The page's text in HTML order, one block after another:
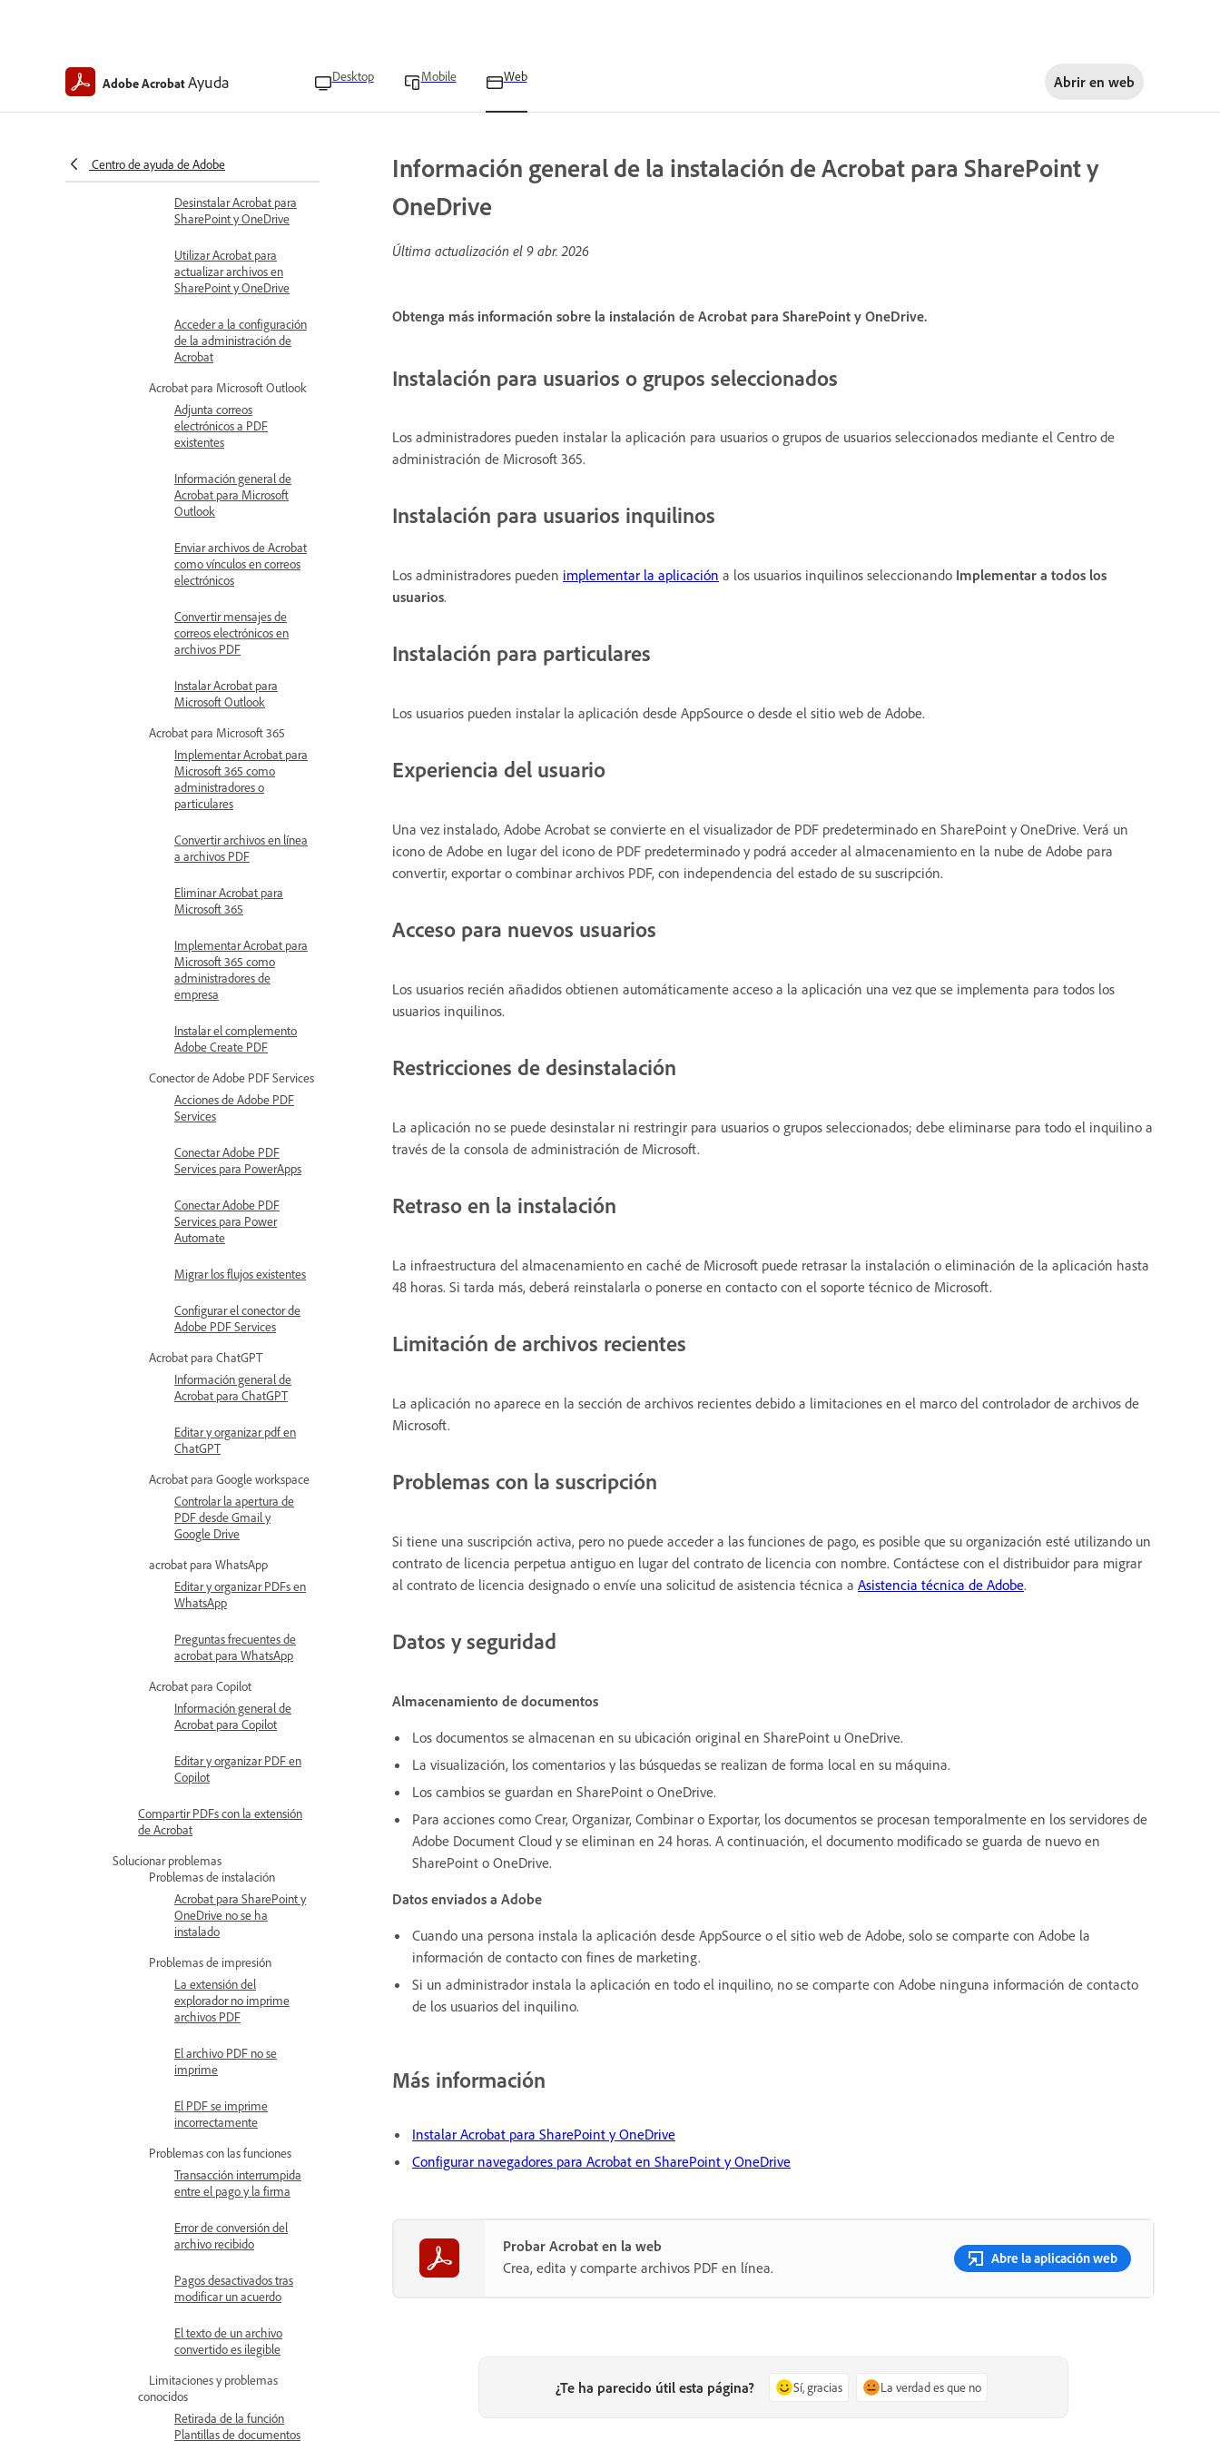
Adobe AcrobatAyuda Desktop Mobile Web Abrir en web
Centro de ayuda de Adobe
SharePoint y OneDrive
Información general
SharePoint y OneDrive
Desinstalar Acrobat para
SharePoint y OneDrive
Utilizar Acrobat para
actualizar archivos en
SharePoint y OneDrive
Acceder a la configuración
de la administración de
Acrobat
Acrobat para Microsoft Outlook
Adjunta correos
electrónicos a PDF
existentes
Información general de
Acrobat para Microsoft
Outlook
Enviar archivos de Acrobat
como vínculos en correos
electrónicos
Convertir mensajes de
correos electrónicos en
archivos PDF
Instalar Acrobat para
Microsoft Outlook
Acrobat para Microsoft 365
Implementar Acrobat para
Microsoft 365 como
administradores o
particulares
Convertir archivos en línea
a archivos PDF
Eliminar Acrobat para
Microsoft 365
Implementar Acrobat para
Microsoft 365 como
administradores de
empresa
Instalar el complemento
Adobe Create PDF
Conector de Adobe PDF Services
Acciones de Adobe PDF
Services
Conectar Adobe PDF
Services para PowerApps
Conectar Adobe PDF
Services para Power
Automate
Migrar los flujos existentes
Configurar el conector de
Adobe PDF Services
Acrobat para ChatGPT
Información general de
Acrobat para ChatGPT
Editar y organizar pdf en
ChatGPT
Acrobat para Google workspace
Controlar la apertura de
PDF desde Gmail y
Google Drive
acrobat para WhatsApp
Editar y organizar PDFs en
WhatsApp
Preguntas frecuentes de
acrobat para WhatsApp
Acrobat para Copilot
Información general de
Acrobat para Copilot
Editar y organizar PDF en
Copilot
Compartir PDFs con la extensión
de Acrobat
Solucionar problemas
Problemas de instalación
Acrobat para SharePoint y
OneDrive no se ha
instalado
Problemas de impresión
La extensión del
explorador no imprime
archivos PDF
El archivo PDF no se
imprime
El PDF se imprime
incorrectamente
Problemas con las funciones
Transacción interrumpida
entre el pago y la firma
Error de conversión del
archivo recibido
Pagos desactivados tras
modificar un acuerdo
El texto de un archivo
convertido es ilegible
Limitaciones y problemas
conocidos
Retirada de la función
Plantillas de documentos
Información general de la instalación de Acrobat para SharePoint y
OneDrive
Última actualización el 9 abr. 2026
Obtenga más información sobre la instalación de Acrobat para SharePoint y OneDrive.
Instalación para usuarios o grupos seleccionados
Los administradores pueden instalar la aplicación para usuarios o grupos de usuarios seleccionados mediante el Centro de
administración de Microsoft 365.
Instalación para usuarios inquilinos
Los administradores pueden implementar la aplicación a los usuarios inquilinos seleccionando Implementar a todos los
usuarios.
Instalación para particulares
Los usuarios pueden instalar la aplicación desde AppSource o desde el sitio web de Adobe.
Experiencia del usuario
Una vez instalado, Adobe Acrobat se convierte en el visualizador de PDF predeterminado en SharePoint y OneDrive. Verá un
icono de Adobe en lugar del icono de PDF predeterminado y podrá acceder al almacenamiento en la nube de Adobe para
convertir, exportar o combinar archivos PDF, con independencia del estado de su suscripción.
Acceso para nuevos usuarios
Los usuarios recién añadidos obtienen automáticamente acceso a la aplicación una vez que se implementa para todos los
usuarios inquilinos.
Restricciones de desinstalación
La aplicación no se puede desinstalar ni restringir para usuarios o grupos seleccionados; debe eliminarse para todo el inquilino a
través de la consola de administración de Microsoft.
Retraso en la instalación
La infraestructura del almacenamiento en caché de Microsoft puede retrasar la instalación o eliminación de la aplicación hasta
48 horas. Si tarda más, deberá reinstalarla o ponerse en contacto con el soporte técnico de Microsoft.
Limitación de archivos recientes
La aplicación no aparece en la sección de archivos recientes debido a limitaciones en el marco del controlador de archivos de
Microsoft.
Problemas con la suscripción
Si tiene una suscripción activa, pero no puede acceder a las funciones de pago, es posible que su organización esté utilizando un
contrato de licencia perpetua antiguo en lugar del contrato de licencia con nombre. Contáctese con el distribuidor para migrar
al contrato de licencia designado o envíe una solicitud de asistencia técnica a Asistencia técnica de Adobe.
Datos y seguridad
Almacenamiento de documentos
Los documentos se almacenan en su ubicación original en SharePoint u OneDrive.
La visualización, los comentarios y las búsquedas se realizan de forma local en su máquina.
Los cambios se guardan en SharePoint o OneDrive.
Para acciones como Crear, Organizar, Combinar o Exportar, los documentos se procesan temporalmente en los servidores de
Adobe Document Cloud y se eliminan en 24 horas. A continuación, el documento modificado se guarda de nuevo en
SharePoint o OneDrive.
Datos enviados a Adobe
Cuando una persona instala la aplicación desde AppSource o el sitio web de Adobe, solo se comparte con Adobe la
información de contacto con fines de marketing.
Si un administrador instala la aplicación en todo el inquilino, no se comparte con Adobe ninguna información de contacto
de los usuarios del inquilino.
Más información
Instalar Acrobat para SharePoint y OneDrive
Configurar navegadores para Acrobat en SharePoint y OneDrive
Probar Acrobat en la web
Crea, edita y comparte archivos PDF en línea.
Abre la aplicación web
¿Te ha parecido útil esta página? Sí, gracias La verdad es que no